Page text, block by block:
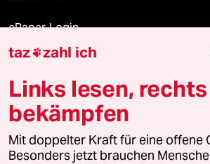
ePaper Login
Downloads für Abonnierende
© 2026 taz Verlags und Vertriebs GmbH
Alle Rechte vorbehalten. Bei rechtlichen Fragen
wenden Sie sich bitte an
lizenzen@taz.de
taz zahl ich
Links lesen, rechts
bekämpfen
Mit doppelter Kraft für eine offene
Besonders jetzt brauchen